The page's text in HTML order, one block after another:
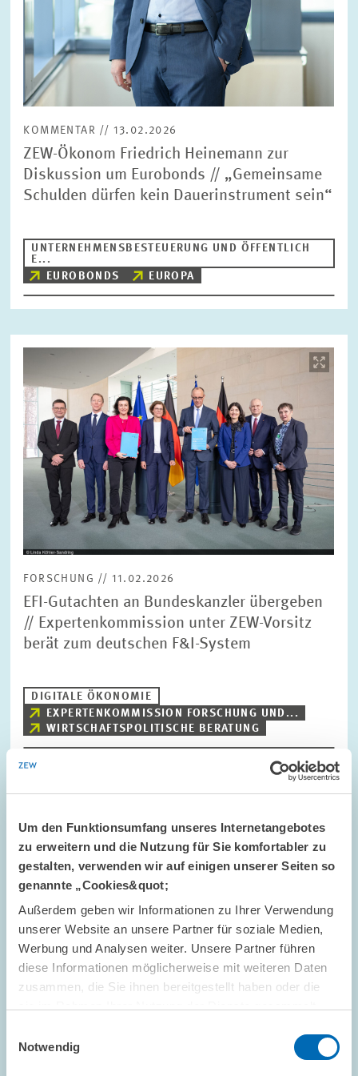
Um den Funktionsumfang unseres Internetangebotes
zu erweitern und die Nutzung für Sie komfortabler zu
gestalten, verwenden wir auf einigen unserer Seiten so
genannte „Cookies&quot;
Außerdem geben wir Informationen zu Ihrer Verwendung
unserer Website an unsere Partner für soziale Medien,
Werbung und Analysen weiter. Unsere Partner führen
diese Informationen möglicherweise mit weiteren Daten
zusammen, die Sie ihnen bereitgestellt haben oder die
Notwendig
KOMMENTAR // 13.02.2026
ZEW-Ökonom Friedrich Heinemann zur
Diskussion um Eurobonds // „Gemeinsame
Schulden dürfen kein Dauerinstrument sein“
UNTERNEHMENSBESTEUERUNG UND ÖFFENTLICH
E...
EUROBONDS
EUROPA
in
vergrößerter
Ansicht
FORSCHUNG // 11.02.2026
EFI-Gutachten an Bundeskanzler übergeben
// Expertenkommission unter ZEW-Vorsitz
berät zum deutschen F&I-System
DIGITALE ÖKONOMIE
EXPERTENKOMMISSION FORSCHUNG UND...
WIRTSCHAFTSPOLITISCHE BERATUNG
öffnet
in
vergrößerter
Ansicht